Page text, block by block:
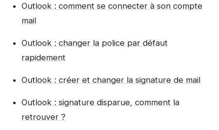
Outlook : comment se connecter à son compte
mail
Outlook : changer la police par défaut
rapidement
Outlook : créer et changer la signature de mail
Outlook : signature disparue, comment la
retrouver ?